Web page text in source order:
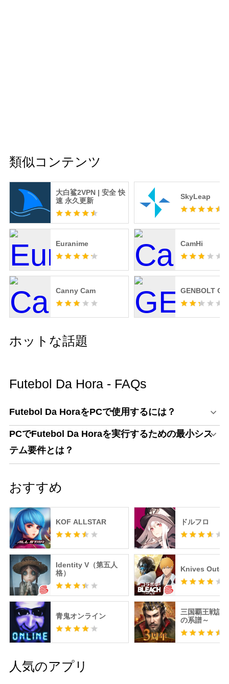
類似コンテンツ
大白鲨2VPN | 安全 快
速 永久更新
SkyLeap
Euranime CamHi
Canny Cam GENBOLT
ホットな話題
Futebol Da Hora - FAQs
Futebol Da HoraをPCで使用するには？
PCでFutebol Da Horaを実行するための最小シス
テム要件とは？
おすすめ
KOF ALLSTAR ドルフロ
Identity V（第五人
格）
Knives Out-
青鬼オンライン
三国覇王戦記
の系譜～
人気のアプリ